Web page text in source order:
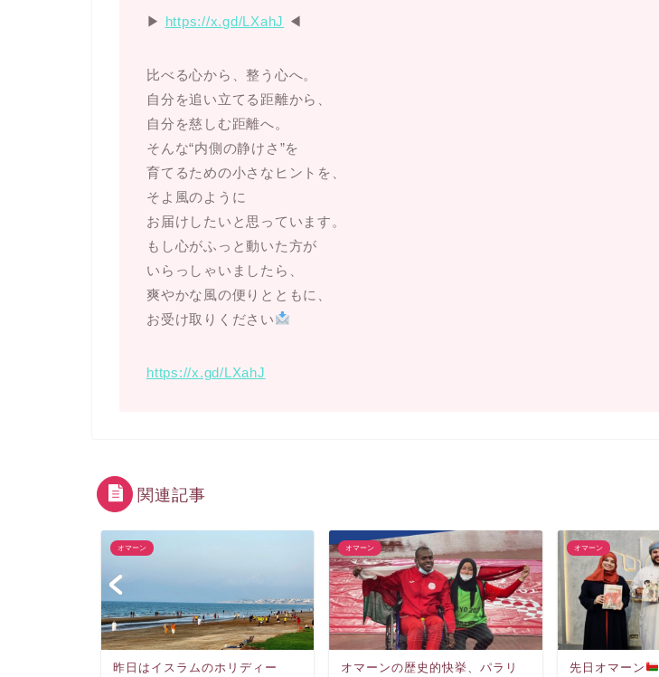
▶︎ https://x.gd/LXahJ ◀︎
比べる心から、整う心へ。
自分を追い立てる距離から、
自分を慈しむ距離へ。
そんな“内側の静けさ”を
育てるための小さなヒントを、
そよ風のように
お届けしたいと思っています。
もし心がふっと動いた方が
いらっしゃいましたら、
爽やかな風の便りとともに、
お受け取りください
https://x.gd/LXahJ
関連記事
オマーン
昨日はイスラムのホリディー
オマーン
オマーンの歴史的快挙、パラリ
オマーン
先日オマーン